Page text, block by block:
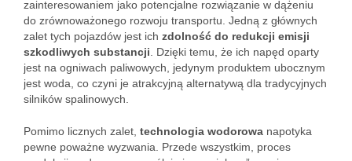
zainteresowaniem jako potencjalne rozwiązanie w dążeniu
do zrównoważonego rozwoju transportu. Jedną z głównych
zalet tych pojazdów jest ich zdolność do redukcji emisji
szkodliwych substancji . Dzięki temu, że ich napęd oparty
jest na ogniwach paliwowych, jedynym produktem ubocznym
jest woda, co czyni je atrakcyjną alternatywą dla tradycyjnych
silników spalinowych.
Pomimo licznych zalet, technologia wodorowa napotyka
pewne poważne wyzwania. Przede wszystkim, proces